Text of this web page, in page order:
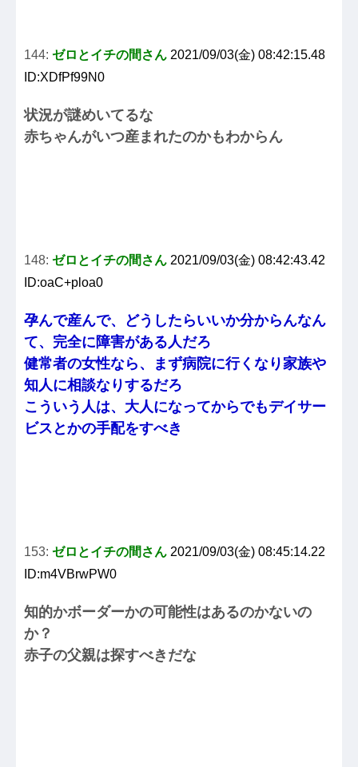
144: ゼロとイチの間さん 2021/09/03(金) 08:42:15.48
ID:XDfPf99N0
状況が謎めいてるな
赤ちゃんがいつ産まれたのかもわからん
148: ゼロとイチの間さん 2021/09/03(金) 08:42:43.42
ID:oaC+ploa0
孕んで産んで、どうしたらいいか分からんなん
て、完全に障害がある人だろ
健常者の女性なら、まず病院に行くなり家族や
知人に相談なりするだろ
こういう人は、大人になってからでもデイサー
ビスとかの手配をすべき
153: ゼロとイチの間さん 2021/09/03(金) 08:45:14.22
ID:m4VBrwPW0
知的かボーダーかの可能性はあるのかないの
か？
赤子の父親は探すべきだな